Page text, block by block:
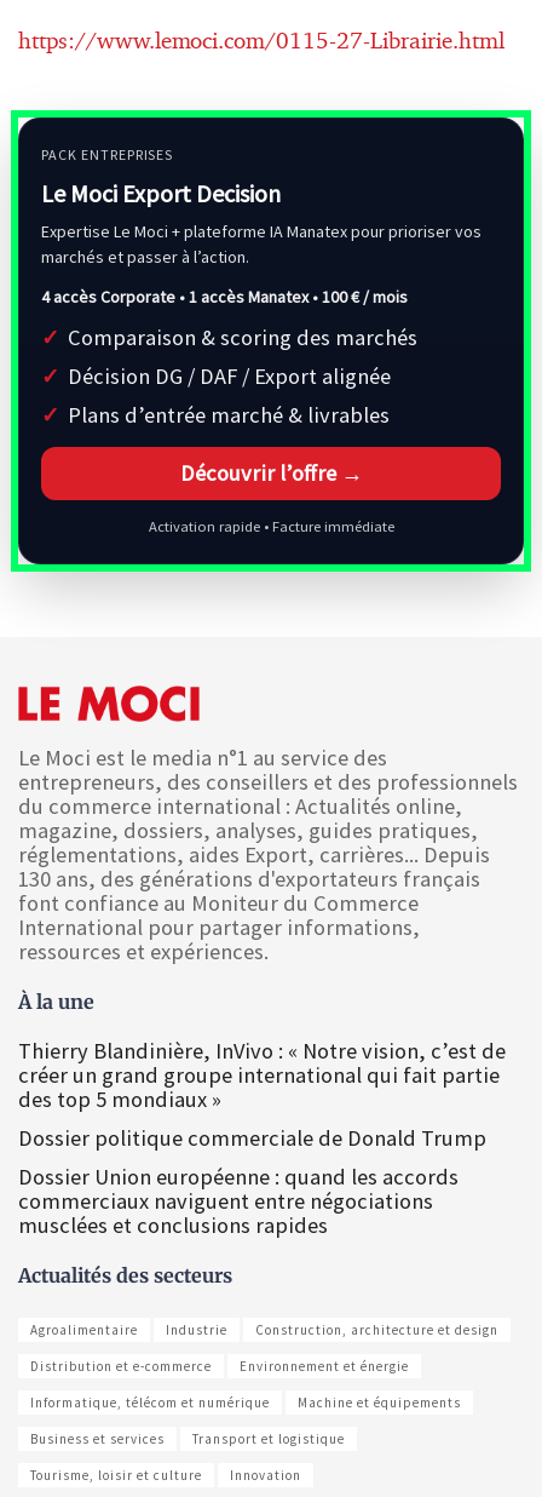
https://www.lemoci.com/0115-27-Librairie.html
PACK ENTREPRISES
Le Moci Export Decision
Expertise Le Moci + plateforme IA Manatex pour prioriser vos
marchés et passer à l’action.
4 accès Corporate • 1 accès Manatex •100 € / mois
Comparaison & scoring des marchés
Décision DG / DAF / Export alignée
Plans d’entrée marché & livrables
Découvrir l’offre →
Activation rapide • Facture immédiate
Le Moci est le media n°1 au service des
entrepreneurs, des conseillers et des professionnels
du commerce international : Actualités online,
magazine, dossiers, analyses, guides pratiques,
réglementations, aides Export, carrières... Depuis
130 ans, des générations d'exportateurs français
font confiance au Moniteur du Commerce
International pour partager informations,
ressources et expériences.
À la une
Thierry Blandinière, InVivo : « Notre vision, c’est de
créer un grand groupe international qui fait partie
des top 5 mondiaux »
Dossier politique commerciale de Donald Trump
Dossier Union européenne : quand les accords
commerciaux naviguent entre négociations
musclées et conclusions rapides
Actualités des secteurs
Agroalimentaire Industrie Construction, architecture et design
Distribution et e-commerce Environnement et énergie
Informatique, télécom et numérique Machine et équipements
Business et services Transport et logistique
Tourisme, loisir et culture Innovation